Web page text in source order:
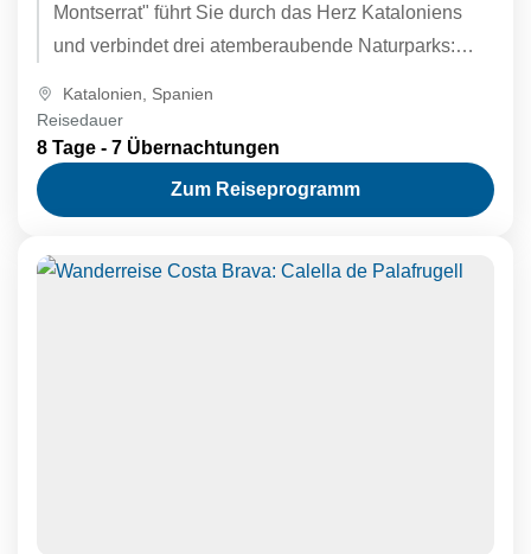
Montserrat" führt Sie durch das Herz Kataloniens
und verbindet drei atemberaubende Naturparks:
Katalonien
Spanien
Reisedauer
8 Tage - 7 Übernachtungen
Zum Reiseprogramm